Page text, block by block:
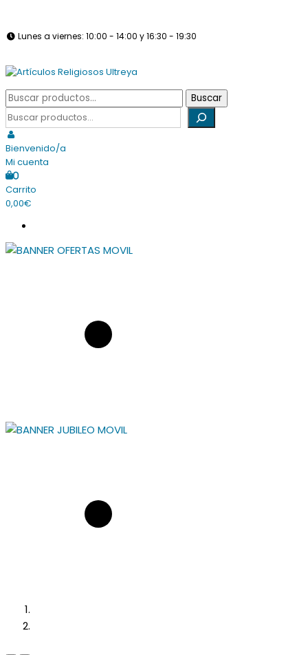
contenido
Lunes a viernes: 10:00 - 14:00 y 16:30 - 19:30
Artículos Religiosos Ultreya
Tienda online dedicada a la venta de todo tipo de artículos
religiosos
Buscar
por:
Buscar
Buscar
Bienvenido/a
Mi cuenta
0
Carrito
0,00€